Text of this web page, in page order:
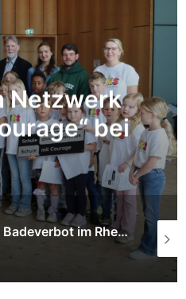
Netzwerk
bei
Badeverbot im Rhein ab dem 15. Mai 2026: